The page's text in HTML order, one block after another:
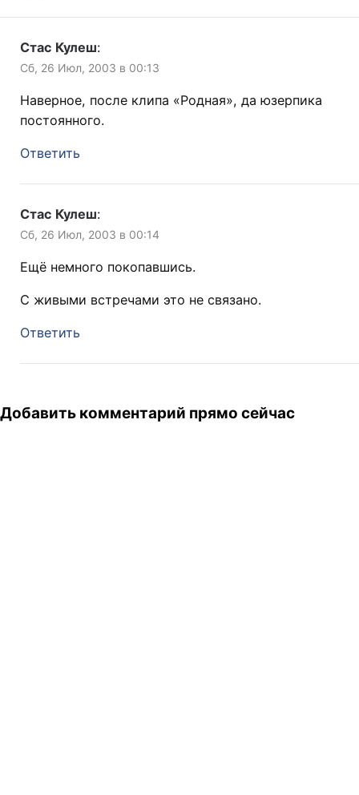
Стас Кулеш:
Сб, 26 Июл, 2003 в 00:13
Наверное, после клипа «Родная», да юзерпика
постоянного.
Ответить
Стас Кулеш:
Сб, 26 Июл, 2003 в 00:14
Ещё немного покопавшись.
С живыми встречами это не связано.
Ответить
Добавить комментарий прямо сейчас